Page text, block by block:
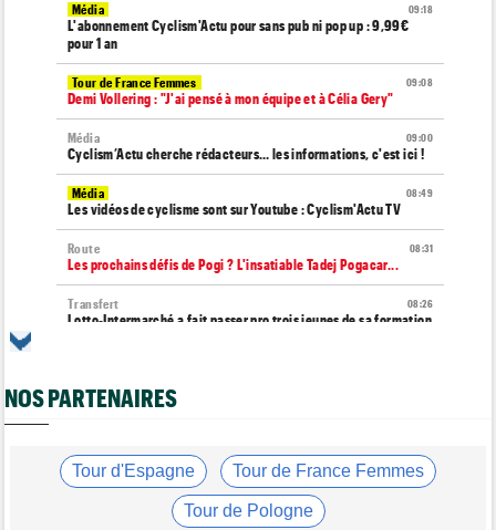
09:18
Média
L'abonnement Cyclism'Actu pour sans pub ni pop up : 9,99€
pour 1 an
09:08
Tour de France Femmes
Demi Vollering : "J'ai pensé à mon équipe et à Célia Gery"
09:00
Média
Cyclism’Actu cherche rédacteurs… les informations, c'est ici !
08:49
Média
Les vidéos de cyclisme sont sur Youtube : Cyclism'Actu TV
08:31
Route
Les prochains défis de Pogi ? L'insatiable Tadej Pogacar...
08:26
Transfert
Lotto-Intermarché a fait passer pro trois jeunes de sa formation
07:49
Route
Un espoir de 16 ans très lourdement blessé, percuté par une
NOS PARTENAIRES
Tour d'Espagne Tour de France Femmes
Tour de Pologne